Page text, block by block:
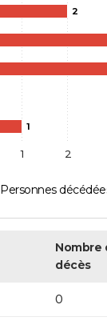
2
1
Personnes
1 2
Nombre
décès
0